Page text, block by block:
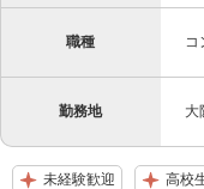
職種 コ
勤務地 大
未経験歓迎 高校